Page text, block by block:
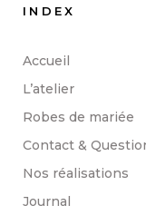
INDEX
Accueil
L’atelier
Robes de mariée
Contact &
Nos réalisations
Journal